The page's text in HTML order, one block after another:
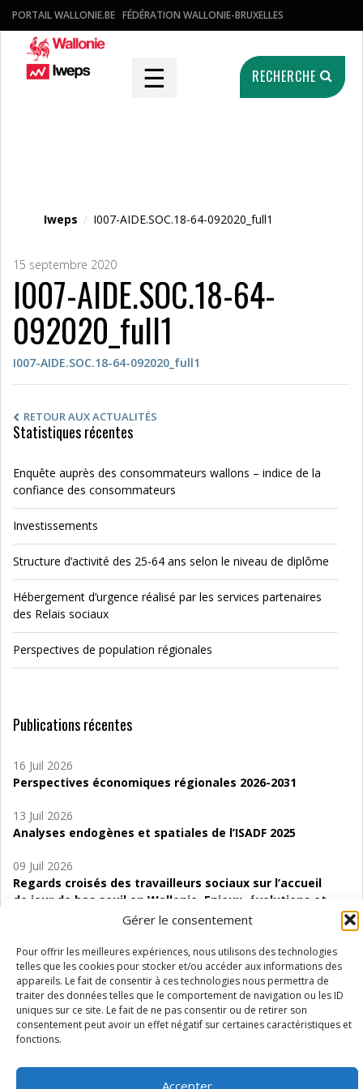
Gérer le consentement
Pour offrir les meilleures expériences, nous utilisons des technologies
telles que les cookies pour stocker et/ou accéder aux informations des
appareils. Le fait de consentir à ces technologies nous permettra de
traiter des données telles que le comportement de navigation ou les ID
uniques sur ce site. Le fait de ne pas consentir ou de retirer son
consentement peut avoir un effet négatif sur certaines caractéristiques et
fonctions.
Accepter
PORTAIL WALLONIE.BE FÉDÉRATION WALLONIE-BRUXELLES
☰ RECHERCHE
Iweps / I007-AIDE.SOC.18-64-092020_full1
15 septembre 2020
I007-AIDE.SOC.18-64-
092020_full1
I007-AIDE.SOC.18-64-092020_full1
RETOUR AUX ACTUALITÉS
Statistiques récentes
Enquête auprès des consommateurs wallons – indice de la
confiance des consommateurs
Investissements
Structure d’activité des 25-64 ans selon le niveau de diplôme
Hébergement d’urgence réalisé par les services partenaires
des Relais sociaux
Perspectives de population régionales
Publications récentes
16 Juil 2026
Perspectives économiques régionales 2026-2031
13 Juil 2026
Analyses endogènes et spatiales de l’ISADF 2025
09 Juil 2026
Regards croisés des travailleurs sociaux sur l’accueil
de jour de bas seuil en Wallonie. Enjeux, évolutions et
06 Juil 2026
Étude d’évaluabilité des Structures
d’accompagnement à l’autocréation d’emploi (SAACE)
01 Juil 2026
Pénurie du personnel infirmier :quels indicateurs
Wallonie ?